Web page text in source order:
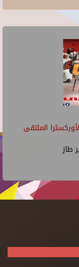
الملتقى
طاز